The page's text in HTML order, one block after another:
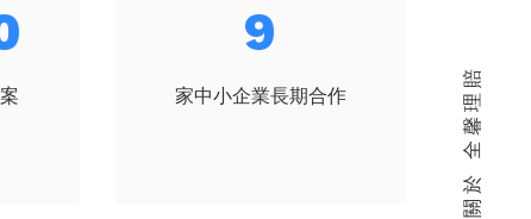
關於 全馨理賠
11
家中小企業長期合作